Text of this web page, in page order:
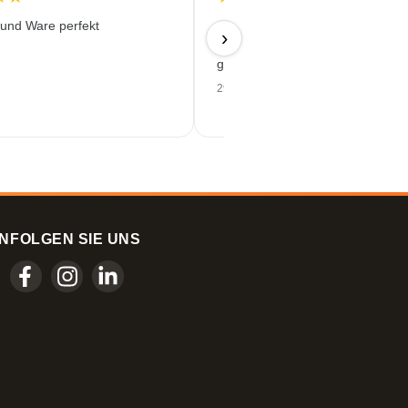
Ware perfekt
Sehr empfehlenswert! Lieferung
wirklich schnell und
gutes Preis-Leistungs-Verhältnis.
29/07/2026
›
FOLGEN SIE UNS